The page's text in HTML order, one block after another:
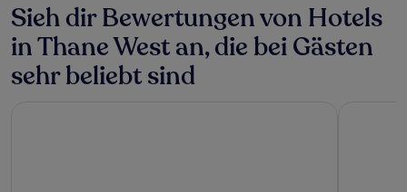
Sieh dir Bewertungen von Hotels
in Thane West an, die bei Gästen
sehr beliebt sind